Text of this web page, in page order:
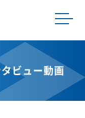
ビュー動画